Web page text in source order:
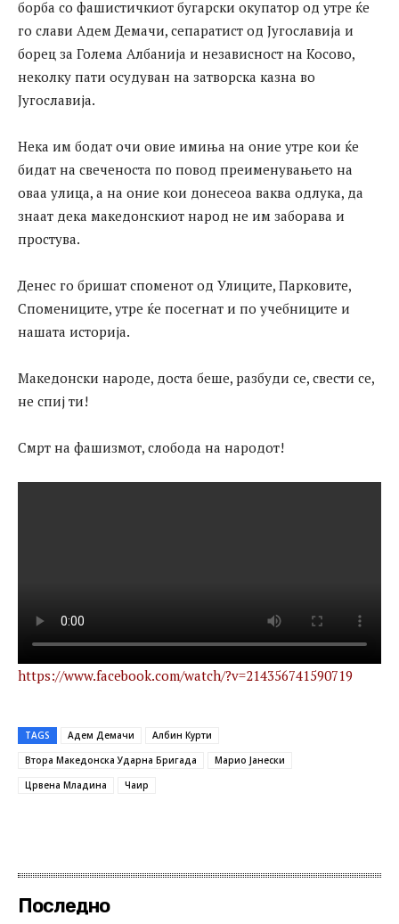
борба со фашистичкиот бугарски окупатор од утре ќе
го слави Адем Демачи, сепаратист од Југославија и
борец за Голема Албанија и независност на Косово,
неколку пати осудуван на затворска казна во
Југославија.
Нека им бодат очи овие имиња на оние утре кои ќе
бидат на свеченоста по повод преименувањето на
оваа улица, а на оние кои донесеоа ваква одлука, да
знаат дека македонскиот народ не им заборава и
простува.
Денес го бришат споменот од Улиците, Парковите,
Спомениците, утре ќе посегнат и по учебниците и
нашата историја.
Македонски народе, доста беше, разбуди се, свести се,
не спиј ти!
Смрт на фашизмот, слобода на народот!
https://www.facebook.com/watch/?v=214356741590719
TAGS Адем Демачи
Албин Курти
Втора Македонска Ударна Бригада
Марио Јанески
Црвена Младина
Чаир
Последно